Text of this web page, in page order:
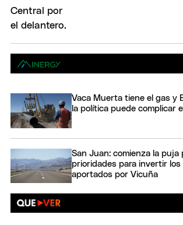
Vaca Muerta tiene el gas y
la política puede complicar
San Juan: comienza la puja
prioridades para invertir los
aportados por Vicuña